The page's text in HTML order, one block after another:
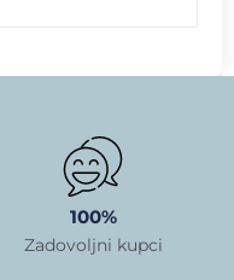
100%
Zadovoljni kupci